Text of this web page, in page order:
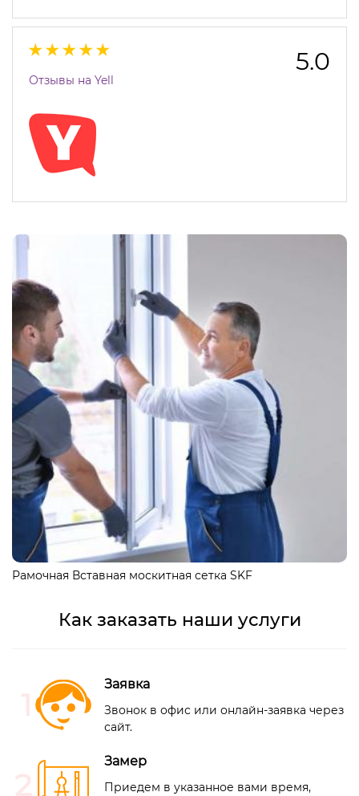
5.0
Отзывы на Yell
Рамочная Вставная москитная сетка SKF
Как заказать наши услуги
Заявка
Звонок в офис или онлайн-заявка через
сайт.
Замер
Приедем в указанное вами время,